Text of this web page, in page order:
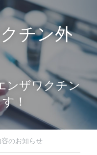
チン外
ンザワクチン
！
のお知らせ